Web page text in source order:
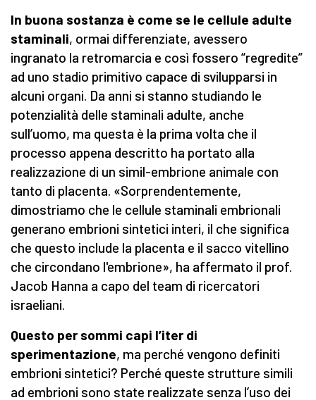
In buona sostanza è come se le cellule adulte
staminali, ormai differenziate, avessero
ingranato la retromarcia e così fossero “regredite”
ad uno stadio primitivo capace di svilupparsi in
alcuni organi. Da anni si stanno studiando le
potenzialità delle staminali adulte, anche
sull’uomo, ma questa è la prima volta che il
processo appena descritto ha portato alla
realizzazione di un simil-embrione animale con
tanto di placenta. «Sorprendentemente,
dimostriamo che le cellule staminali embrionali
generano embrioni sintetici interi, il che significa
che questo include la placenta e il sacco vitellino
che circondano l'embrione», ha affermato il prof.
Jacob Hanna a capo del team di ricercatori
israeliani.
Questo per sommi capi l’iter di
sperimentazione, ma perché vengono definiti
embrioni sintetici? Perché queste strutture simili
ad embrioni sono state realizzate senza l’uso dei